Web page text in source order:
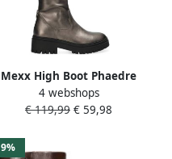
Mexx High Boot Phaedre
Keto Bronze Dames
4 webshops
€ 119,99 € 59,98
9%